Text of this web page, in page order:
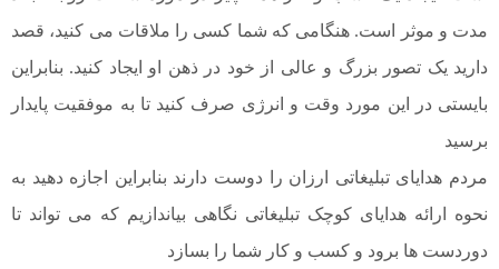
مدت و موثر است. هنگامی که شما کسی را ملاقات می کنید، قصد
دارید یک تصور بزرگ و عالی از خود در ذهن او ایجاد کنید. بنابراین
بایستی در این مورد وقت و انرژی صرف کنید تا به موفقیت پایدار
برسید
مردم هدایای تبلیغاتی ارزان را دوست دارند بنابراین اجازه دهید به
نحوه ارائه هدایای کوچک تبلیغاتی نگاهی بیاندازیم که می تواند تا
دوردست ها برود و کسب و کار شما را بسازد